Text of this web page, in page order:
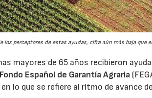
perceptores de estas ayudas, cifra aún más baja que
mayores de 65 años recibieron
Fondo Español de Garantía Agraria
lo que se refiere al ritmo de avance